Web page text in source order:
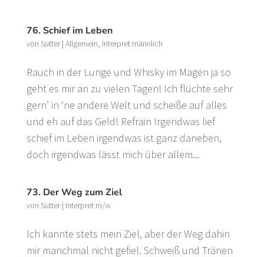
76. Schief im Leben
von Sutter| Allgemein, Interpret männlich
Rauch in der Lunge und Whisky im Magen ja so
geht es mir an zu vielen Tagen! Ich flüchte sehr
gern’ in ‘ne andere Welt und scheiße auf alles
und eh auf das Geld! Refrain Irgendwas lief
schief im Leben irgendwas ist ganz daneben,
doch irgendwas lässt mich über allem...
73. Der Weg zum Ziel
von Sutter| Interpret m/w
Ich kannte stets mein Ziel, aber der Weg dahin
mir manchmal nicht gefiel. Schweiß und Tränen